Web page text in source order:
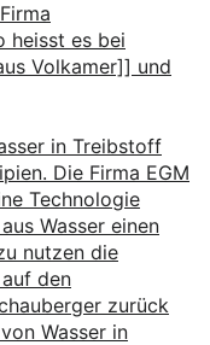
heisst es bei
Volkamer]] und
in Treibstoff
Die Firma EGM
Technologie
Wasser einen
nutzen die
den
zurück
Wasser in